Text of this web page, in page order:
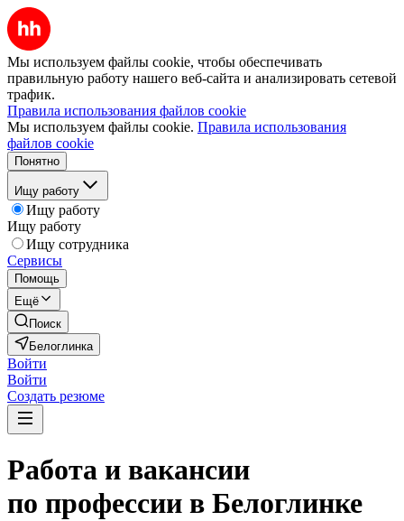
Мы используем файлы cookie, чтобы обеспечивать
правильную работу нашего веб-сайта и анализировать сетевой
трафик.
Правила использования файлов cookie
Мы используем файлы cookie. Правила использования
файлов cookie
Понятно
Ищу работу
Ищу работу
Ищу работу
Ищу сотрудника
Сервисы
Помощь
Ещё
Поиск
Белоглинка
Войти
Войти
Создать резюме
Работа и вакансии
по профессии в Белоглинке